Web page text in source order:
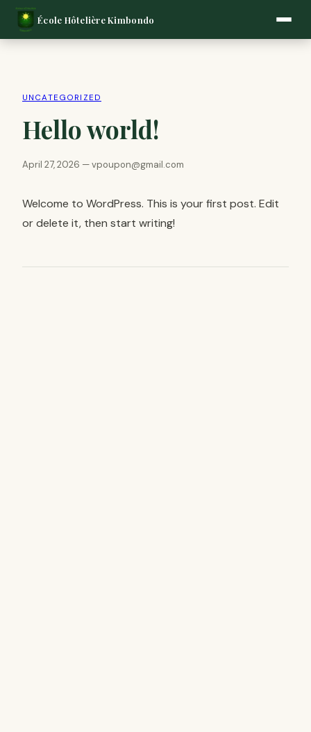
École Hôtelière Kimbondo
UNCATEGORIZED
Hello world!
April 27, 2026 — vpoupon@gmail.com
Welcome to WordPress. This is your first post. Edit
or delete it, then start writing!